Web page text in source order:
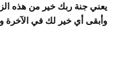
يعني جنة ربك خير من هذه
وأبقى أي خير لك في الآخرة